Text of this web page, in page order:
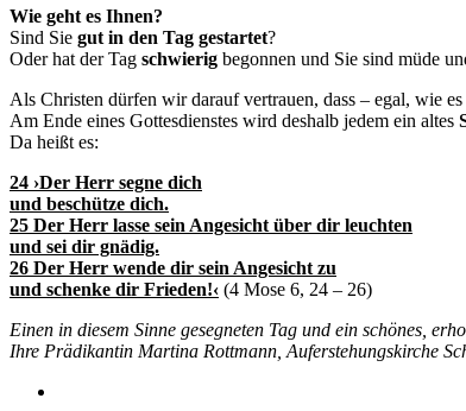
Wie geht es Ihnen?
Sind Sie gut in den Tag gestartet?
Oder hat der Tag schwierig begonnen und Sie sind müde
Als Christen dürfen wir darauf vertrauen, dass – egal, wie
Am Ende eines Gottesdienstes wird deshalb jedem ein altes
Da heißt es:
24 ›Der Herr segne dich
und beschütze dich.
25 Der Herr lasse sein Angesicht über dir leuchten
und sei dir gnädig.
26 Der Herr wende dir sein Angesicht zu
und schenke dir Frieden!‹ (4 Mose 6, 24 – 26)
Einen in diesem Sinne gesegneten Tag und ein schönes,
Ihre Prädikantin Martina Rottmann, Auferstehungskirche